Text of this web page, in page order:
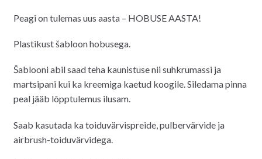
Peagi on tulemas uus aasta – HOBUSE AASTA!
Plastikust šabloon hobusega.
Šablooni abil saad teha kaunistuse nii suhkrumassi ja
martsipani kui ka kreemiga kaetud koogile. Siledama pinna
peal jääb lõpptulemus ilusam.
Saab kasutada ka toiduvärvispreide, pulbervärvide ja
airbrush-toiduvärvidega.